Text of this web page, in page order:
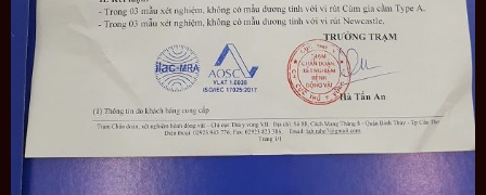
Khi mua số lượng lớn, quý khách sẽ được áp dụng
theo chính sách khách hàng VIP (theo từng chương trình
tại thời điểm mua hàng) và được đặc quyền hưởng mọi
ưu đãi từ Yến Sào Cô Ba.
Hỏi: Tôi có được kiểm tra sản phẩm ngay khi nhận
hàng không?